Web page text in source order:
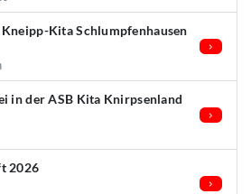
Kita Schlumpfenhausen
in der ASB Kita Knirpsenland
2026